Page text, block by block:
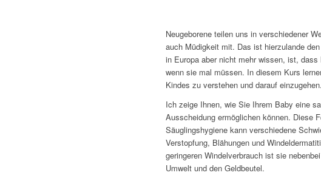
Neugeborene teilen uns in verschiedener
auch Müdigkeit mit. Das ist hierzulande
in Europa aber nicht mehr wissen, ist,
wenn sie mal müssen. In diesem Kurs
Kindes zu verstehen und darauf einzugehen.
Ich zeige Ihnen, wie Sie Ihrem Baby eine
Ausscheidung ermöglichen können. Diese
Säuglingshygiene kann verschiedene
Verstopfung, Blähungen und
geringeren Windelverbrauch ist sie
Umwelt und den Geldbeutel.